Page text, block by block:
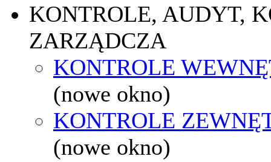
KONTROLE, AUDYT,
ZARZĄDCZA
KONTROLE
(nowe okno)
KONTROLE
(nowe okno)